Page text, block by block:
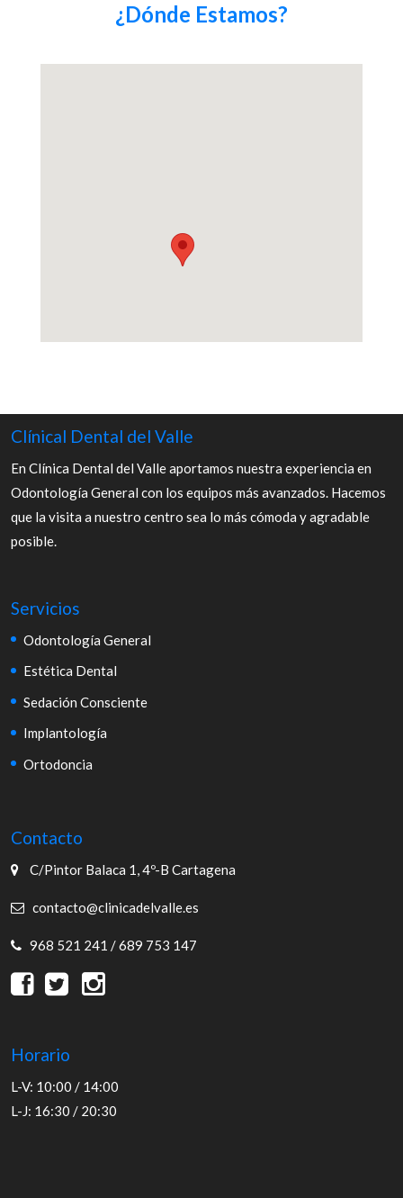
¿Dónde Estamos?
Clínical Dental del Valle
En Clínica Dental del Valle aportamos nuestra experiencia en
Odontología General con los equipos más avanzados. Hacemos
que la visita a nuestro centro sea lo más cómoda y agradable
posible.
Servicios
Odontología General
Estética Dental
Sedación Consciente
Implantología
Ortodoncia
Contacto
C/Pintor Balaca 1, 4º-B Cartagena
contacto@clinicadelvalle.es
968 521 241 / 689 753 147
Horario
L-V: 10:00 / 14:00
L-J: 16:30 / 20:30